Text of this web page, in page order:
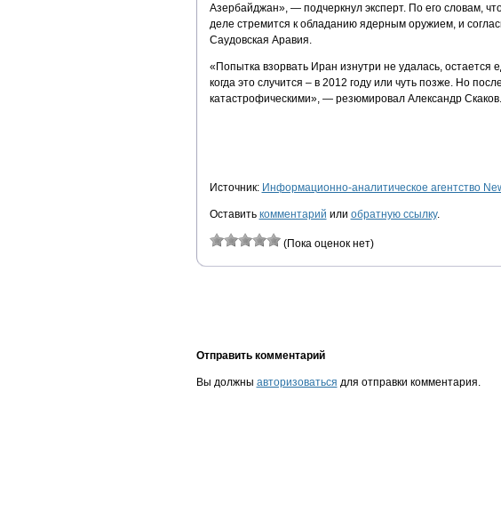
Азербайджан», — подчеркнул эксперт. По его словам,
деле стремится к обладанию ядерным оружием, и
Саудовская Аравия.
«Попытка взорвать Иран изнутри не удалась, остается
когда это случится – в 2012 году или чуть позже. Но
катастрофическими», — резюмировал Александр Скаков.
Источник: Информационно-аналитическое агентство
Оставить комментарий или обратную ссылку.
(Пока оценок нет)
Отправить комментарий
Вы должны авторизоваться для отправки комментария.